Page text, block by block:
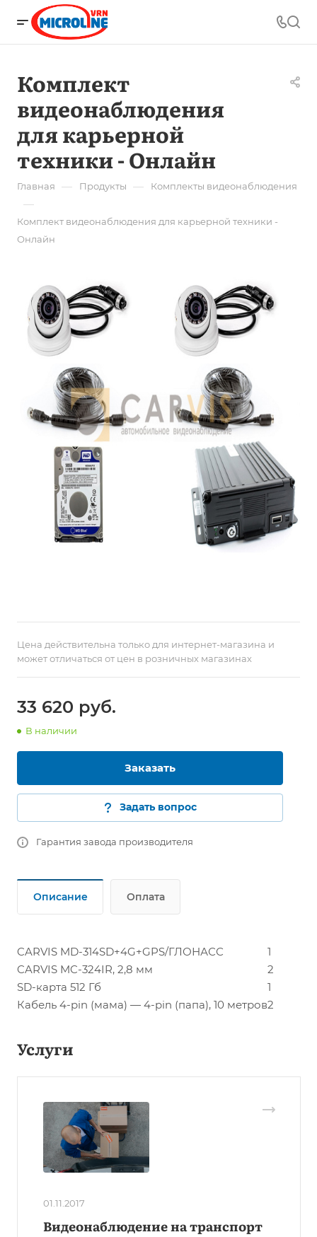
Комплект
видеонаблюдения
для карьерной
техники - Онлайн
Главная — Продукты — Комплекты видеонаблюдения
—
Комплект видеонаблюдения для карьерной техники -
Онлайн
Цена действительна только для интернет-магазина и
может отличаться от цен в розничных магазинах
33 620 руб.
В наличии
Заказать
Задать вопрос
Гарантия завода производителя
Описание Оплата
CARVIS MD-314SD+4G+GPS/ГЛОНАСС
1
CARVIS MC-324IR, 2,8 мм
2
SD-карта 512 Гб
1
Кабель 4-pin (мама) — 4-pin (папа), 10 метров2
Услуги
01.11.2017
Видеонаблюдение на транспорт